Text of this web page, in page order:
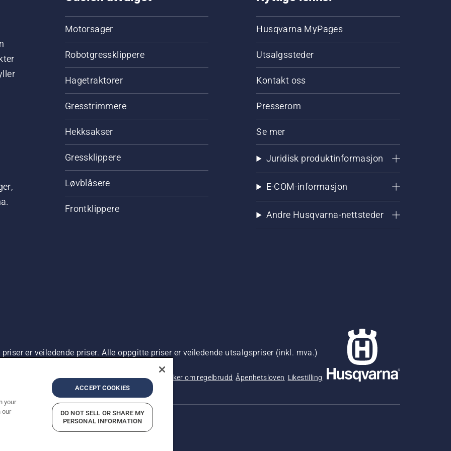
Motorsager
Robotgressklippere
Hagetraktorer
Gresstrimmere
Hekksakser
Gressklippere
Løvblåsere
Frontklippere
Husqvarna MyPages
Utsalgssteder
Kontakt oss
Presserom
Se mer
Juridisk produktinformasjon
E-COM-informasjon
Andre Husqvarna-nettsteder
er veiledende priser. Alle oppgitte priser er veiledende utsalgspriser (inkl. mva.)
Imprint Rapportering av mistanker om regelbrudd Åpenhetsloven Likestilling
your
our
ACCEPT COOKIES
DO NOT SELL OR SHARE MY
PERSONAL INFORMATION